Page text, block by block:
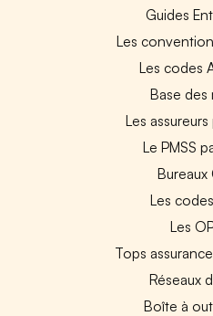
Guides
Les
Les codes
Base des
Les
Le PMSS
Bureaux
Les
Les
Tops
Réseaux
Boîte à